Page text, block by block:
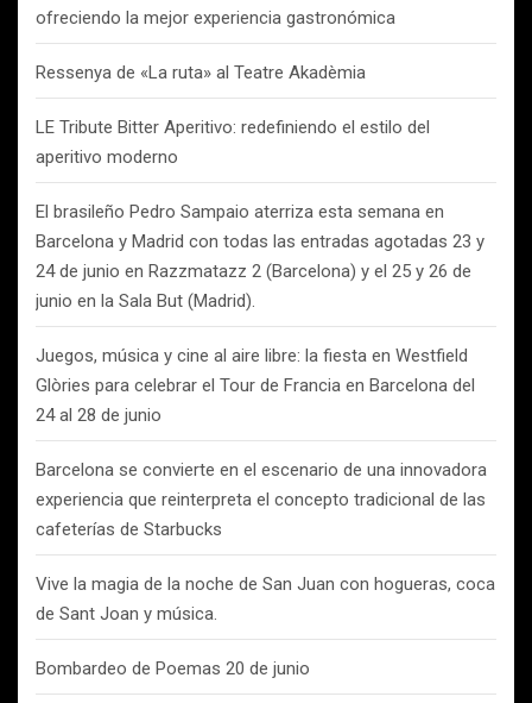
ofreciendo la mejor experiencia gastronómica
Ressenya de «La ruta» al Teatre Akadèmia
LE Tribute Bitter Aperitivo: redefiniendo el estilo del
aperitivo moderno
El brasileño Pedro Sampaio aterriza esta semana en
Barcelona y Madrid con todas las entradas agotadas 23 y
24 de junio en Razzmatazz 2 (Barcelona) y el 25 y 26 de
junio en la Sala But (Madrid).
Juegos, música y cine al aire libre: la fiesta en Westfield
Glòries para celebrar el Tour de Francia en Barcelona del
24 al 28 de junio
Barcelona se convierte en el escenario de una innovadora
experiencia que reinterpreta el concepto tradicional de las
cafeterías de Starbucks
Vive la magia de la noche de San Juan con hogueras, coca
de Sant Joan y música.
Bombardeo de Poemas 20 de junio